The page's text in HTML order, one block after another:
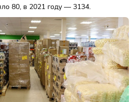
позволяет выложить в
десятков тысяч
в России — «Ситилинк».
агрессивные инструменты
новых клиентов,
известные лица, например,